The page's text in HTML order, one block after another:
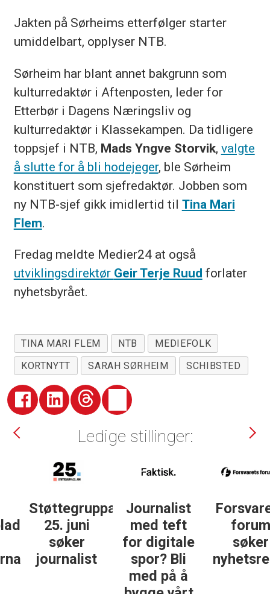
Jakten på Sørheims etterfølger starter
umiddelbart, opplyser NTB.
Sørheim har blant annet bakgrunn som
kulturredaktør i Aftenposten, leder for
Etterbør i Dagens Næringsliv og
kulturredaktør i Klassekampen. Da tidligere
toppsjef i NTB, Mads Yngve Storvik, valgte
å slutte for å bli hodejeger, ble Sørheim
konstituert som sjefredaktør. Jobben som
ny NTB-sjef gikk imidlertid til Tina Mari
Flem.
Fredag meldte Medier24 at også
utviklingsdirektør Geir Terje Ruud forlater
nyhetsbyrået.
TINA MARI FLEM NTB
MEDIEFOLK
KORTNYTT
SARAH SØRHEIM SCHIBSTED
Ledige stillinger:
Støttegruppa
25. juni
søker
journalist
Journalist
med teft
for digitale
spor? Bli
med på å
Forsvarets
forum
søker